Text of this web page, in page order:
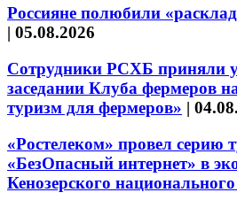
Россияне полюбили
| 05.08.2026
Сотрудники РСХБ приняли
заседании Клуба фермеров
туризм для фермеров» |
«Ростелеком» провел серию
«БезОпасный интернет» в
Кенозерского